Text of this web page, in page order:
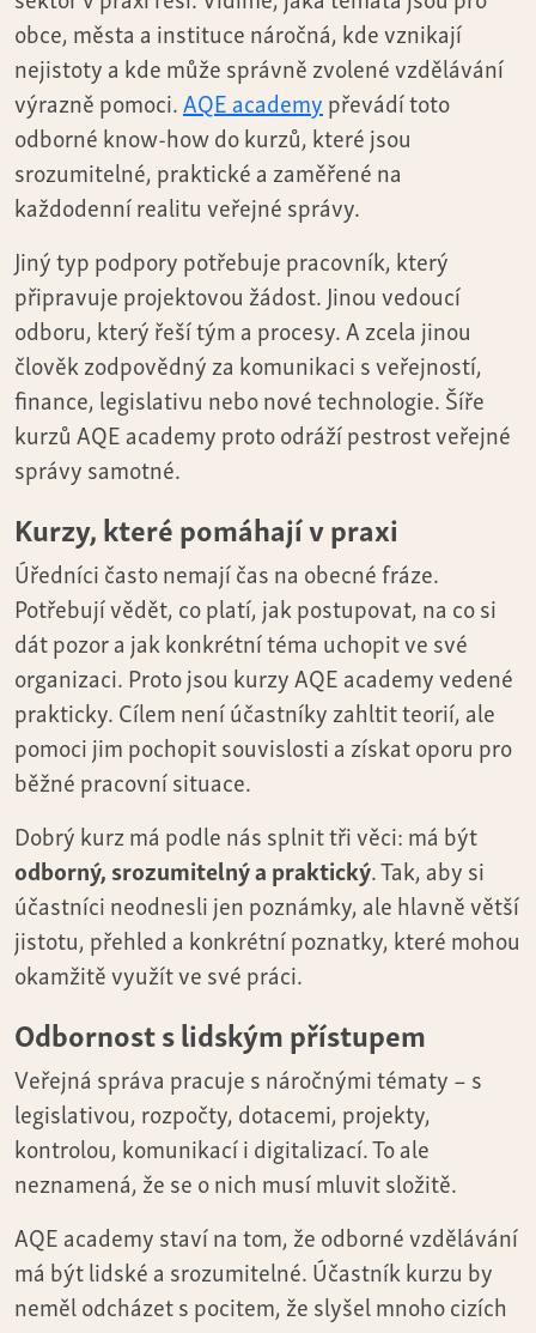
obce, města a instituce náročná, kde vznikají
nejistoty a kde může správně zvolené vzdělávání
výrazně pomoci.AQE academypřevádí toto
odborné know-how do kurzů, které jsou
srozumitelné, praktické a zaměřené na
každodenní realitu veřejné správy.
Jiný typ podpory potřebuje pracovník, který
připravuje projektovou žádost. Jinou vedoucí
odboru, který řeší tým a procesy. A zcela jinou
člověk zodpovědný za komunikaci s veřejností,
finance, legislativu nebo nové technologie. Šíře
kurzů AQE academy proto odráží pestrost veřejné
správy samotné.
Kurzy, které pomáhají v praxi
Úředníci často nemají čas na obecné fráze.
Potřebují vědět, co platí, jak postupovat, na co si
dát pozor a jak konkrétní téma uchopit ve své
organizaci. Proto jsou kurzy AQE academy vedené
prakticky. Cílem není účastníky zahltit teorií, ale
pomoci jim pochopit souvislosti a získat oporu pro
běžné pracovní situace.
Dobrý kurz má podle nás splnit tři věci: má být
odborný, srozumitelný a praktický. Tak, aby si
účastníci neodnesli jen poznámky, ale hlavně větší
jistotu, přehled a konkrétní poznatky, které mohou
okamžitě využít ve své práci.
Odbornost s lidským přístupem
Veřejná správa pracuje s náročnými tématy – s
legislativou, rozpočty, dotacemi, projekty,
kontrolou, komunikací i digitalizací. To ale
neznamená, že se o nich musí mluvit složitě.
AQE academy staví na tom, že odborné vzdělávání
má být lidské a srozumitelné. Účastník kurzu by
neměl odcházet s pocitem, že slyšel mnoho cizích